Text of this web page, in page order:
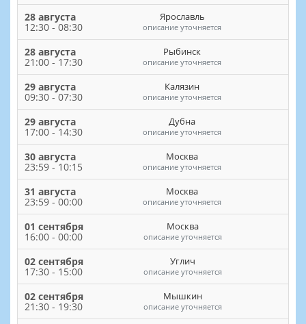
28 августа
12:30 - 08:30
Ярославль
описание уточняется
28 августа
21:00 - 17:30
Рыбинск
описание уточняется
29 августа
09:30 - 07:30
Калязин
описание уточняется
29 августа
17:00 - 14:30
Дубна
описание уточняется
30 августа
23:59 - 10:15
Москва
описание уточняется
31 августа
23:59 - 00:00
Москва
описание уточняется
01 сентября
16:00 - 00:00
Москва
описание уточняется
02 сентября
17:30 - 15:00
Углич
описание уточняется
02 сентября
21:30 - 19:30
Мышкин
описание уточняется